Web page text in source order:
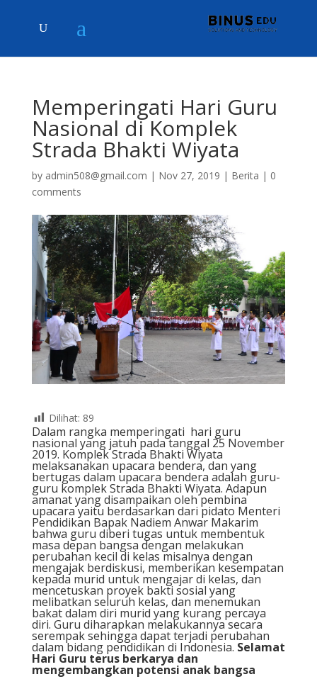
Memperingati Hari Guru
Nasional di Komplek
Strada Bhakti Wiyata
by admin508@gmail.com | Nov 27, 2019 | Berita | 0
comments
Dilihat: 89
Dalam rangka memperingati hari guru
nasional yang jatuh pada tanggal 25 November
2019. Komplek Strada Bhakti Wiyata
melaksanakan upacara bendera, dan yang
bertugas dalam upacara bendera adalah guru-
guru komplek Strada Bhakti Wiyata. Adapun
amanat yang disampaikan oleh pembina
upacara yaitu berdasarkan dari pidato Menteri
Pendidikan Bapak Nadiem Anwar Makarim
bahwa guru diberi tugas untuk membentuk
masa depan bangsa dengan melakukan
perubahan kecil di kelas misalnya dengan
mengajak berdiskusi, memberikan kesempatan
kepada murid untuk mengajar di kelas, dan
mencetuskan proyek bakti sosial yang
melibatkan seluruh kelas, dan menemukan
bakat dalam diri murid yang kurang percaya
diri. Guru diharapkan melakukannya secara
serempak sehingga dapat terjadi perubahan
dalam bidang pendidikan di Indonesia. Selamat
Hari Guru terus berkarya dan
mengembangkan potensi anak bangsa